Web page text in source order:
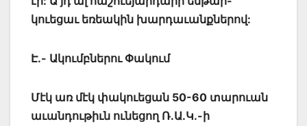
կուեցաւ եռեակին խարդաւանքներով:
Է.- Ակումբներու Փակում
Մէկ առ մէկ փակուեցան 50-60 տարուան
աւանդութիւն ունեցող Ռ.Ա.Կ.-ի